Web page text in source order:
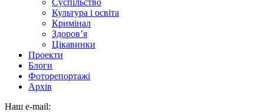
Культура і освіта
Кримінал
Здоров’я
Цікавинки
Проекти
Блоги
Фоторепортажі
Архів
Наш e-mail: